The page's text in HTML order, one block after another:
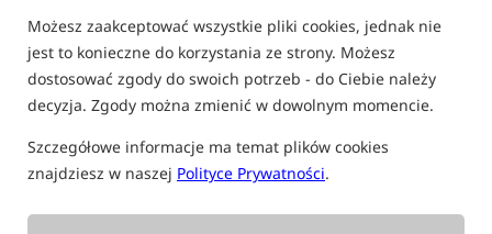
Możesz zaakceptować wszystkie pliki cookies, jednak nie
jest to konieczne do korzystania ze strony. Możesz
dostosować zgody do swoich potrzeb - do Ciebie należy
decyzja. Zgody można zmienić w dowolnym momencie.
Szczegółowe informacje ma temat plików cookies
znajdziesz w naszej Polityce Prywatności.